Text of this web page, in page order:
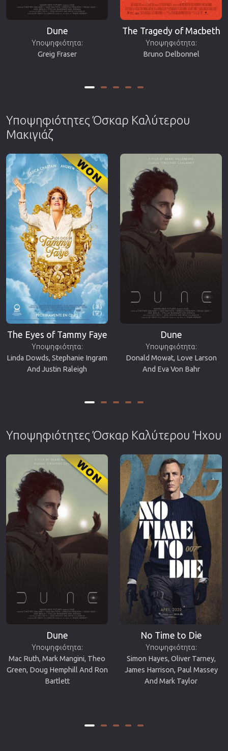
Dune
Υποψηφιότητα:
Greig Fraser
The Tragedy of Macbeth
Υποψηφιότητα:
Bruno Delbonnel
Υποψηφιότητες Όσκαρ Καλύτερου
Μακιγιάζ
The Eyes of Tammy Faye
Υποψηφιότητα:
Linda Dowds, Stephanie Ingram
And Justin Raleigh
Dune
Υποψηφιότητα:
Donald Mowat, Love Larson
And Eva Von Bahr
Υποψηφιότητες Όσκαρ Καλύτερου Ήχου
Dune
Υποψηφιότητα:
Mac Ruth, Mark Mangini, Theo
Green, Doug Hemphill And Ron
Bartlett
No Time to Die
Υποψηφιότητα:
Simon Hayes, Oliver Tarney,
James Harrison, Paul Massey
And Mark Taylor